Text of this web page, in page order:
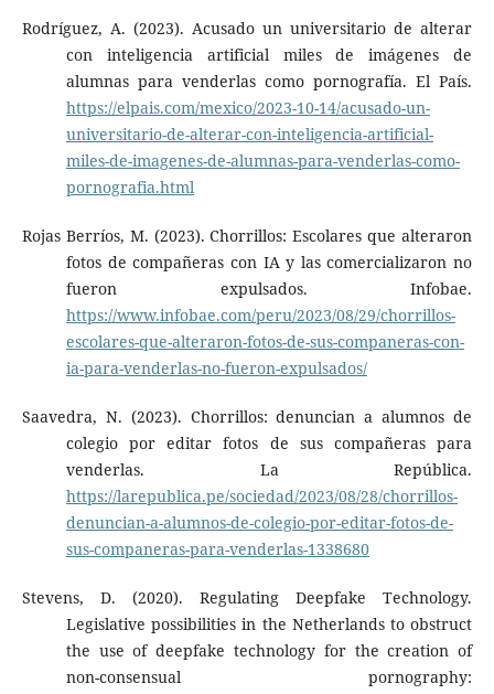
Rodríguez, A. (2023). Acusado un universitario de alterar
con inteligencia artificial miles de imágenes de
alumnas para venderlas como pornografía. El País.
https://elpais.com/mexico/2023-10-14/acusado-un-
universitario-de-alterar-con-inteligencia-artificial-
miles-de-imagenes-de-alumnas-para-venderlas-como-
pornografia.html
Rojas Berríos, M. (2023). Chorrillos: Escolares que alteraron
fotos de compañeras con IA y las comercializaron no
fueron expulsados. Infobae.
https://www.infobae.com/peru/2023/08/29/chorrillos-
escolares-que-alteraron-fotos-de-sus-companeras-con-
ia-para-venderlas-no-fueron-expulsados/
Saavedra, N. (2023). Chorrillos: denuncian a alumnos de
colegio por editar fotos de sus compañeras para
venderlas. La República.
https://larepublica.pe/sociedad/2023/08/28/chorrillos-
denuncian-a-alumnos-de-colegio-por-editar-fotos-de-
sus-companeras-para-venderlas-1338680
Stevens, D. (2020). Regulating Deepfake Technology.
Legislative possibilities in the Netherlands to obstruct
the use of deepfake technology for the creation of
non-consensual pornography: